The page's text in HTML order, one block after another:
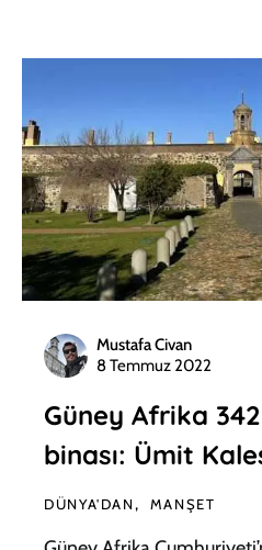
Mustafa Civan
8 Temmuz 2022
Güney Afrika
binası: Ümit
DÜNYA'DAN MANŞET